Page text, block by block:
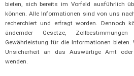
bieten, sich bereits im Vorfeld ausführlich
können. Alle Informationen sind von uns
recherchiert und erfragt worden. Dennoch
ändernder Gesetze,
Gewährleistung für die Informationen
Unsicherheit an das Auswärtige Amt
wenden.